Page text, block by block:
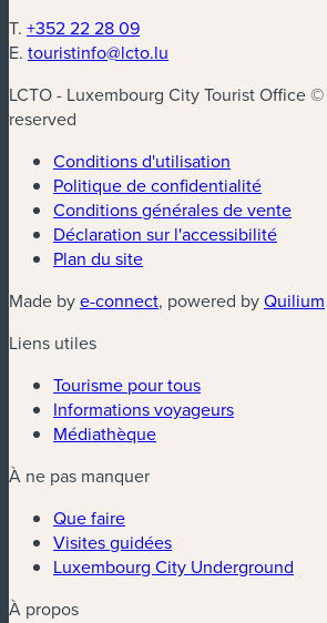
T. +352 22 28 09
E. touristinfo@lcto.lu
LCTO - Luxembourg City Tourist Office
reserved
Conditions d'utilisation
Politique de confidentialité
Conditions générales de vente
Déclaration sur l'accessibilité
Plan du site
Made bye-connect(nouvelle fenêtre)
, powered byQuilium
Liens utiles
Tourisme pour tous
Informations voyageurs
Médiathèque
À ne pas manquer
Que faire
Visites guidées
Luxembourg City Underground
À propos